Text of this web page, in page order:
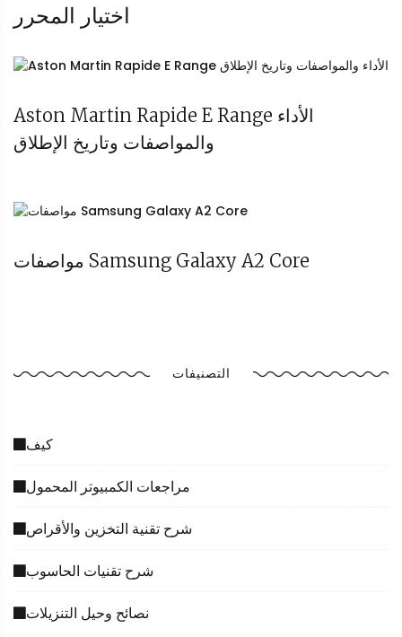
اختيار المحرر
Aston Martin Rapide E Range الأداء
والمواصفات وتاريخ الإطلاق
مواصفات Samsung Galaxy A2 Core
التصنيفات
كيف
مراجعات الكمبيوتر المحمول
شرح تقنية التخزين والأقراص
شرح تقنيات الحاسوب
نصائح وحيل التنزيلات